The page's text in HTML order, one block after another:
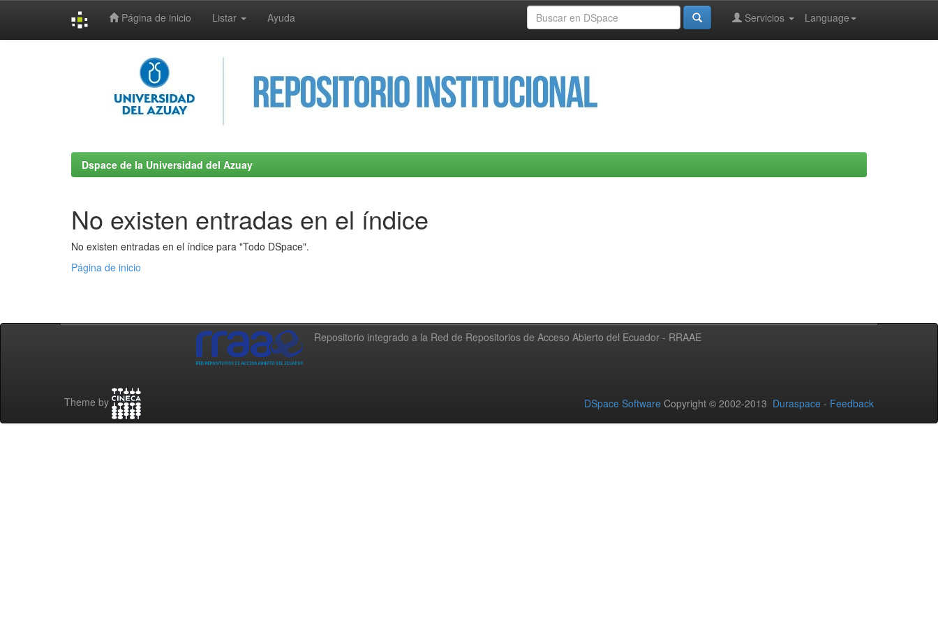
Página de inicio Listar Ayuda Language
Servicios
Dspace de la Universidad del Azuay
No existen entradas en el índice
No existen entradas en el índice para "Todo DSpace".
Página de inicio
Repositorio integrado a la Red de Repositorios de Acceso Abierto del Ecuador - RRAAE
Theme by DSpace Software Copyright © 2002-2013 Duraspace - Feedback